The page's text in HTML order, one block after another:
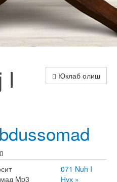
Юклаб олиш
I
Mp3
071 Nuh I
Нуҳ »